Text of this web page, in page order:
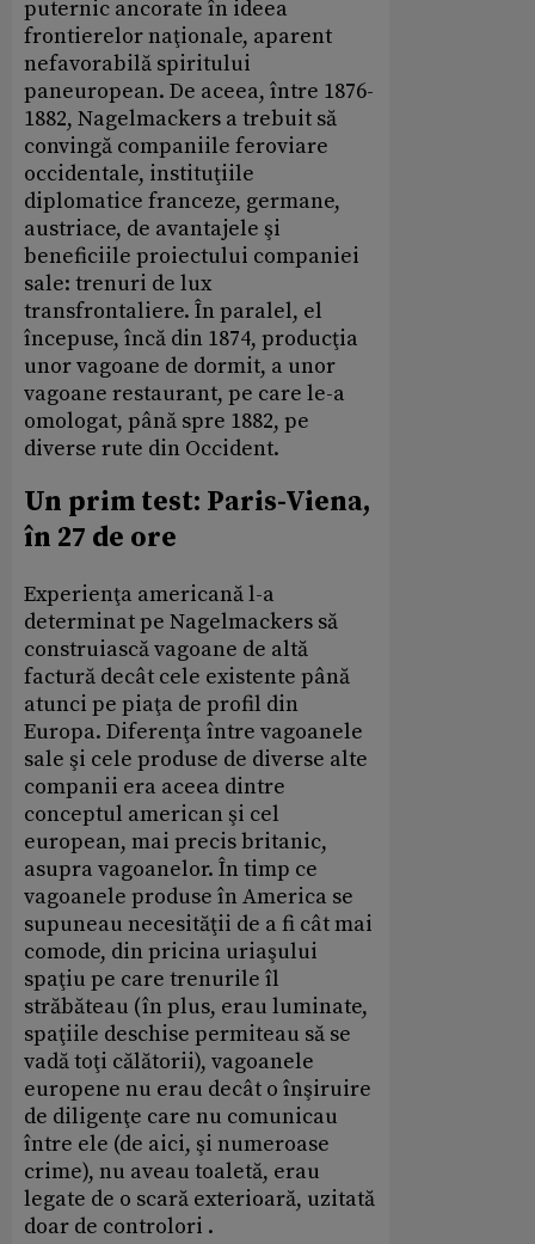
puternic ancorate în ideea
frontierelor naţionale, aparent
nefavorabilă spiritului
paneuropean. De aceea, între 1876-
1882, Nagelmackers a trebuit să
convingă companiile feroviare
occidentale, instituţiile
diplomatice franceze, germane,
austriace, de avantajele şi
beneficiile proiectului companiei
sale: trenuri de lux
transfrontaliere. În paralel, el
începuse, încă din 1874, producţia
unor vagoane de dormit, a unor
vagoane restaurant, pe care le-a
omologat, până spre 1882, pe
diverse rute din Occident.
Un prim test: Paris-Viena,
în 27 de ore
Experienţa americană l-a
determinat pe Nagelmackers să
construiască vagoane de altă
factură decât cele existente până
atunci pe piaţa de profil din
Europa. Diferenţa între vagoanele
sale şi cele produse de diverse alte
companii era aceea dintre
conceptul american şi cel
european, mai precis britanic,
asupra vagoanelor. În timp ce
vagoanele produse în America se
supuneau necesităţii de a fi cât mai
comode, din pricina uriaşului
spaţiu pe care trenurile îl
străbăteau (în plus, erau luminate,
spaţiile deschise permiteau să se
vadă toţi călătorii), vagoanele
europene nu erau decât o înşiruire
de diligenţe care nu comunicau
între ele (de aici, şi numeroase
crime), nu aveau toaletă, erau
legate de o scară exterioară, uzitată
doar de controlori .